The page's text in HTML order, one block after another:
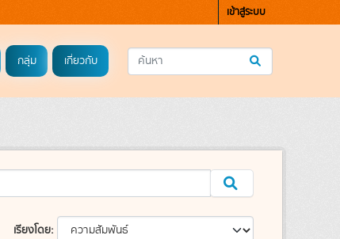
เข้าสู่ระบบ
กลุ่ม เกี่ยวกับ
เรียงโดย